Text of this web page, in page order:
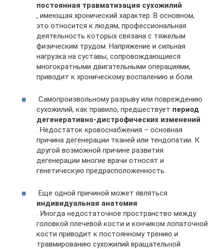
постоянная травматизация сухожилий
, имеющая хронический характер. В основном,
это относится к людям, профессиональная
деятельность которых связана с тяжелым
физическим трудом. Напряжение и сильная
нагрузка на суставы, сопровождающиеся
многократными двигательными операциями,
приводит к хроническому воспалению и боли.
Самопроизвольному разрыву или повреждению
сухожилий, как правило, предшествует период
дегенеративно-дистрофических изменений
. Недостаток кровоснабжения – основная
причина дегенерации тканей или тендопатии. К
другой возможной причине развития
дегенерации многие врачи относят и
генетическую предрасположенность.
Еще одной причиной может являться
индивидуальная анатомия
. Иногда недостаточное пространство между
головкой плечевой кости и кончиком лопаточной
кости приводит к постоянному трению и
травмированию сухожилий вращательной